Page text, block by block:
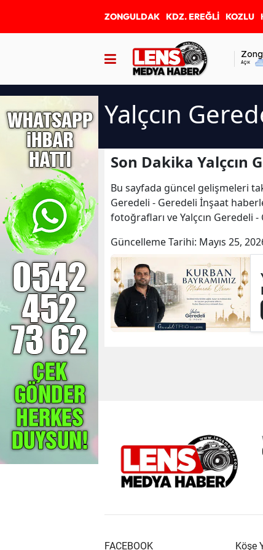
ZONGULDAK KDZ. EREĞLİ KOZLU
Açık
Yalçcın
Son Dakika Yalçcın
Bu sayfada güncel gelişmeleri
Geredeli - Geredeli İnşaat
fotoğrafları ve Yalçcın Geredeli
Güncelleme Tarihi: Mayıs 25,
FACEBOOK Köşe